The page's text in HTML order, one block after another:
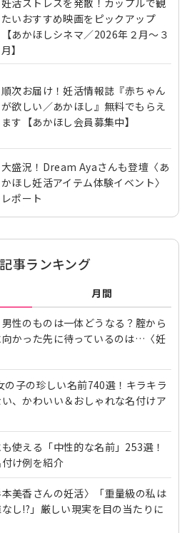
妊活ストレスを発散！カップルで観
たいおすすめ映画をピックアップ
【あかほしシネマ／2026年２月～３
月】
順次お届け！妊活情報誌『赤ちゃん
が欲しい／あかほし』無料でもらえ
ます【あかほし会員募集中】
大盛況！Dream Ayaさんも登壇〈あ
かほし妊活アイテム体験イベント〉
レポート
事ランキング
月間
性のものは一体どうなる？腟から
かった先に待っているのは…〈妊
の子の珍しい名前740選！キラキラ
、かわいい＆おしゃれな名付けア
使える「中性的な名前」253選！
け例を紹介
本美香さんの妊活〉「重量級の私は
し!?」厳しい現実を目の当たりに